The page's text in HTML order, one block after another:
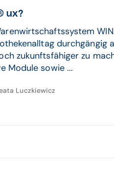
ux?
durchgängig
zukunftsfähiger zu
Module sowie ...
Luczkiewicz